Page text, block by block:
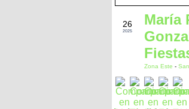
26
2025
María
Zona Este -